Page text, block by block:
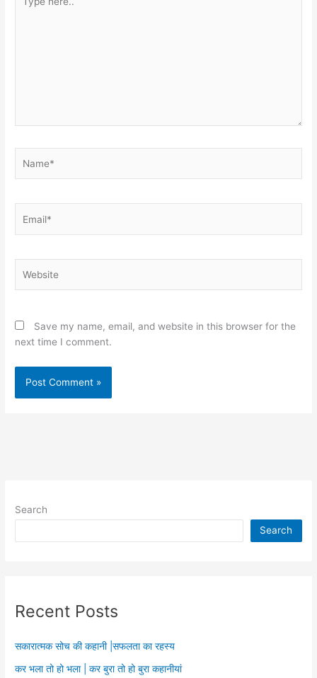
here..
Save my name, email, and website in this browser for the
next time I comment.
Search
Search
Recent Posts
सकारात्मक सोच की कहानी |सफलता का रहस्य
कर भला तो हो भला | कर बुरा तो हो बुरा कहानीयां